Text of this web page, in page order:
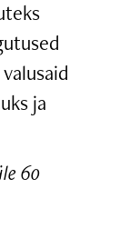
ja
60